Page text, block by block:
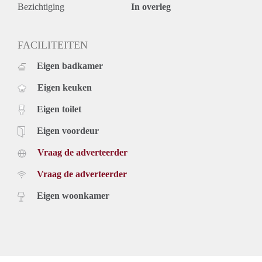
Bezichtiging In overleg
FACILITEITEN
Eigen badkamer
Eigen keuken
Eigen toilet
Eigen voordeur
Vraag de adverteerder
Vraag de adverteerder
Eigen woonkamer